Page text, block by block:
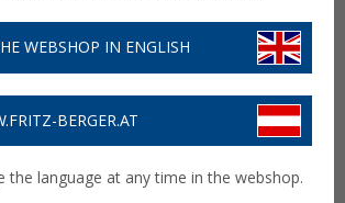
WEBSHOP IN ENGLISH
BERGER.AT
the language at any time in the webshop.